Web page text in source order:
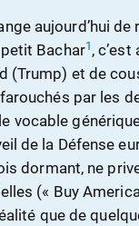
aujourd’hui
Bachar1 ,
(Trump) et de
par les
vocable
de la Défense
dormant, ne
(« Buy
que de